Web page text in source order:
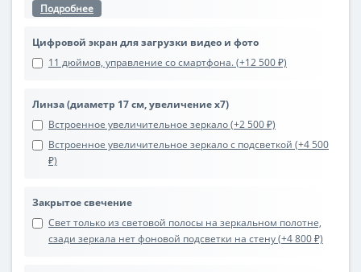
Подробнее
Цифровой экран для загрузки видео и фото
11 дюймов, управление со смартфона. (+12 500 ₽)
Линза (диаметр 17 см, увеличение х7)
Встроенное увеличительное зеркало (+2 500 ₽)
Встроенное увеличительное зеркало с подсветкой (+4 500
₽)
Закрытое свечение
Свет только из световой полосы на зеркальном полотне,
сзади зеркала нет фоновой подсветки на стену (+4 800 ₽)